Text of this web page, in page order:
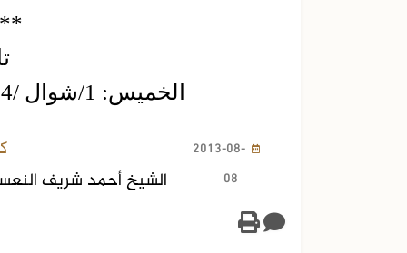
**
الخميس: 1/شوال /1434هـ، الموافق: 8 /آب / 2013م
2013-08-
08
الشيخ أحمد شريف